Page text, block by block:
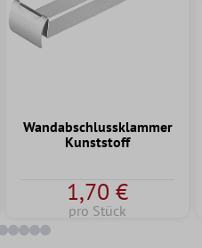
Wandabschlussklammer
Kunststoff
1,70 €
pro Stück